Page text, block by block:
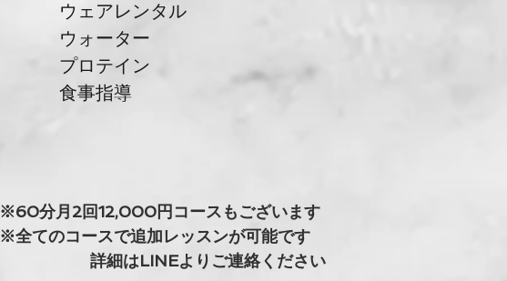
ウェアレンタル
​ウォーター
​プロテイン
​食事指導
※60分月2回12,000円コースもございます
※全てのコースで追加レッスンが可能です
​詳細はLINEよりご連絡ください